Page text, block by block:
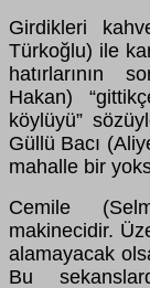
Girdikleri
Türkoğlu) ile
hatırlarının
Hakan)
köylüyü”
Güllü Bacı
mahalle bir
Cemile
makinecidir.
alamayacak
Bu